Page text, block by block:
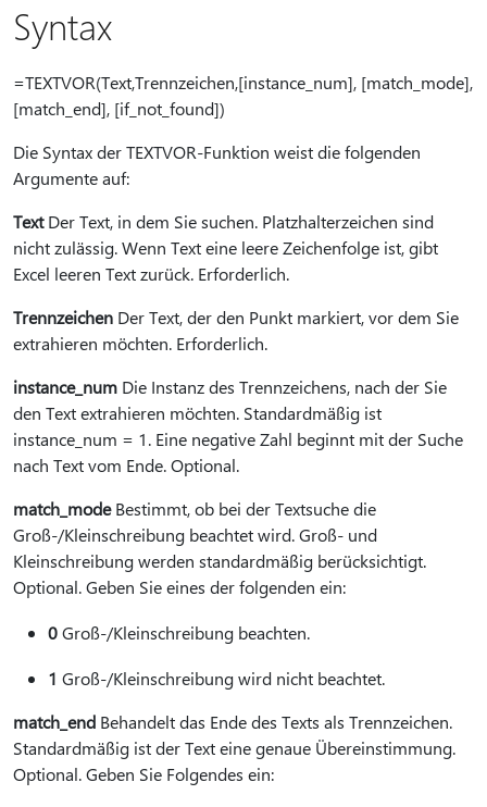
Syntax
=TEXTVOR(Text,Trennzeichen,[instance_num], [match_mode],
[match_end], [if_not_found])
Die Syntax der TEXTVOR-Funktion weist die folgenden
Argumente auf:
TextDer Text, in dem Sie suchen. Platzhalterzeichen sind
nicht zulässig. Wenn Text eine leere Zeichenfolge ist, gibt
Excel leeren Text zurück. Erforderlich.
Trennzeichen Der Text, der den Punkt markiert, vor dem Sie
extrahieren möchten. Erforderlich.
instance_num Die Instanz des Trennzeichens, nach der Sie
den Text extrahieren möchten. Standardmäßig ist
instance_num = 1. Eine negative Zahl beginnt mit der Suche
nach Text vom Ende. Optional.
match_modeBestimmt, ob bei der Textsuche die
Groß-/Kleinschreibung beachtet wird. Groß- und
Kleinschreibung werden standardmäßig berücksichtigt.
Optional. Geben Sie eines der folgenden ein:
0Groß-/Kleinschreibung beachten.
1 Groß-/Kleinschreibung wird nicht beachtet.
match_end Behandelt das Ende des Texts als Trennzeichen.
Standardmäßig ist der Text eine genaue Übereinstimmung.
Optional. Geben Sie Folgendes ein: